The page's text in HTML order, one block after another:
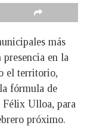
más
en la
el territorio,
fórmula de
Ulloa, para
próximo.